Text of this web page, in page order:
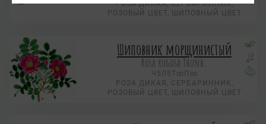
РОЗА ДИКАЯ, СЕРБАРИННИК,
РОЗОВЫЙ ЦВЕТ, ШИПОВНЫЙ ЦВЕТ
Шиповник морщинистый
Rosa rugosa Thunb.
Ч5Л5Т∞П∞
РОЗА ДИКАЯ, СЕРБАРИННИК,
РОЗОВЫЙ ЦВЕТ, ШИПОВНЫЙ ЦВЕТ